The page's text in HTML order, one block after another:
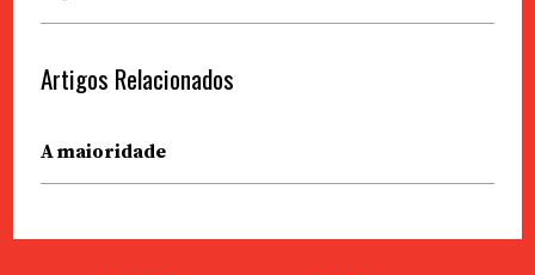
Artigos Relacionados
A maioridade